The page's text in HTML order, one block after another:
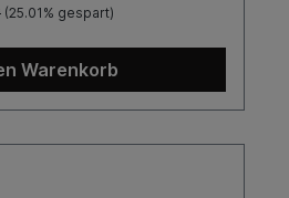
(25.01% gespart)
Warenkorb